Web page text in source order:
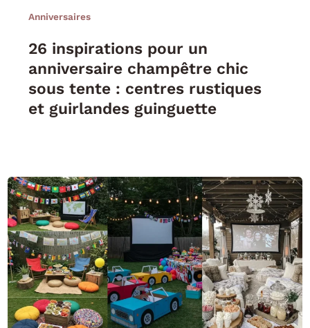
Anniversaires
26 inspirations pour un
anniversaire champêtre chic
sous tente : centres rustiques
et guirlandes guinguette